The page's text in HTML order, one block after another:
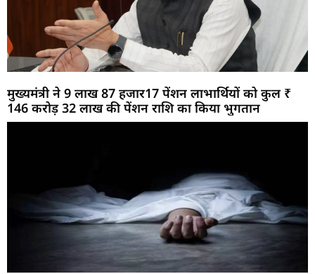
मुख्यमंत्री ने 9 लाख 87 हजार17 पेंशन लाभार्थियों को कुल ₹
146 करोड़ 32 लाख की पेंशन राशि का किया भुगतान